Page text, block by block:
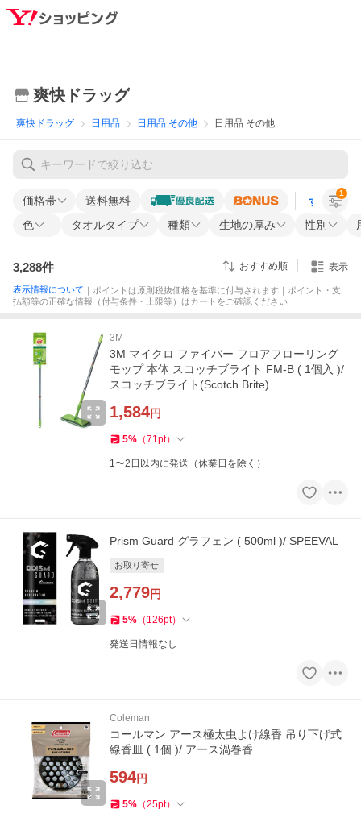
爽快ドラッグ
爽快ドラッグ 日用品 日用品 その他 日用品 その他
価格帯 送料無料 すべての条
色 タオルタイプ 種類 生地の厚み 性別
1
3,288件 おすすめ順 表示
表示情報について ｜ポイントは原則税抜価格を基準に付与されます｜ポイント・支
払額等の正確な情報（付与条件・上限等）はカートをご確認ください
3M
3M マイクロ ファイバー フロアフローリング
モップ 本体 スコッチブライト FM-B ( 1個入 )/
スコッチブライト(Scotch Brite)
1,584円
5% （71pt）
1〜2日以内に発送（休業日を除く）
Prism Guard グラフェン ( 500ml )/ SPEEVAL
お取り寄せ
2,779円
5% （ 126pt）
発送日情報なし
Coleman
コールマン アース極太虫よけ線香 吊り下げ式
線香皿 ( 1個 )/ アース渦巻香
594円
5% （25pt）